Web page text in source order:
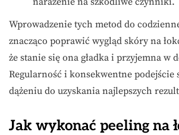
Wprowadzenie tych metod do
znacząco poprawić wygląd skóry na
że stanie się ona gładka i przyjemna w
Regularność i konsekwentne podejście
dążeniu do uzyskania najlepszych
Jak wykonać peeling na